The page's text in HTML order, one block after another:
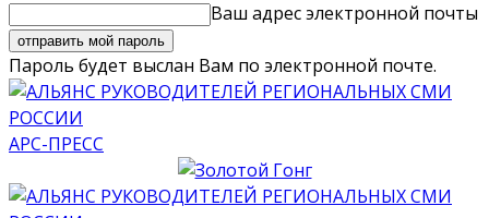
Ваш адрес электронной почты
Пароль будет выслан Вам по электронной почте.
АРС-ПРЕСС